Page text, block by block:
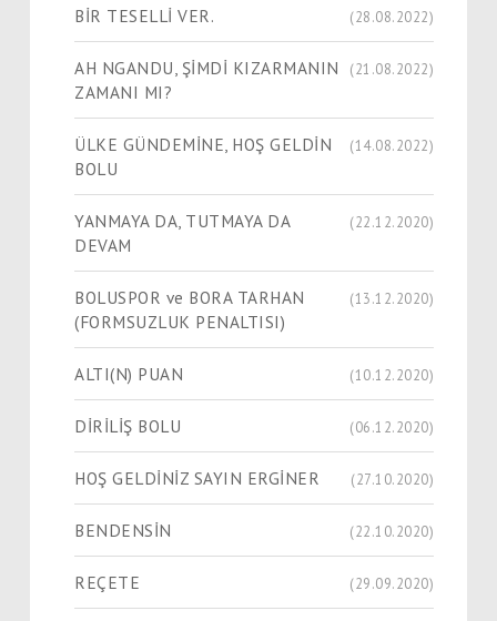
BİR TESELLİ VER. (28.08.2022)
AH NGANDU, ŞİMDİ KIZARMANIN
ZAMANI MI?
(21.08.2022)
ÜLKE GÜNDEMİNE, HOŞ GELDİN
BOLU
(14.08.2022)
YANMAYA DA, TUTMAYA DA
DEVAM
(22.12.2020)
BOLUSPOR ve BORA TARHAN
(FORMSUZLUK PENALTISI)
(13.12.2020)
ALTI(N) PUAN (10.12.2020)
DİRİLİŞ BOLU (06.12.2020)
HOŞ GELDİNİZ SAYIN ERGİNER (27.10.2020)
BENDENSİN (22.10.2020)
REÇETE (29.09.2020)